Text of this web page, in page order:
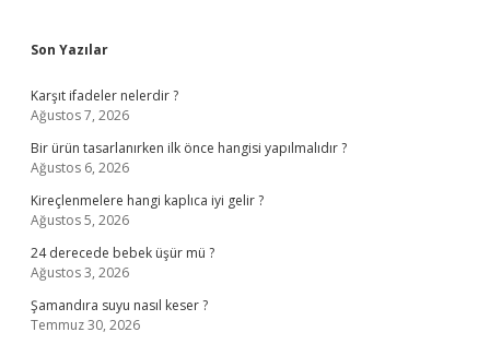
Sidebar
Son Yazılar
Karşıt ifadeler nelerdir ?
Ağustos 7, 2026
Bir ürün tasarlanırken ilk önce hangisi yapılmalıdır ?
Ağustos 6, 2026
Kireçlenmelere hangi kaplıca iyi gelir ?
Ağustos 5, 2026
24 derecede bebek üşür mü ?
Ağustos 3, 2026
Şamandıra suyu nasıl keser ?
Temmuz 30, 2026